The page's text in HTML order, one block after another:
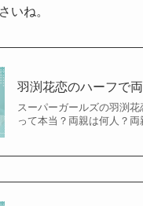
いね。
羽渕花恋のハーフで
スーパーガールズの羽渕
って本当？両親は何人？